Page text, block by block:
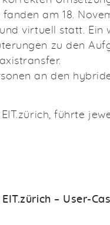
am 18.
virtuell statt.
zu den
an den
führte
– User-